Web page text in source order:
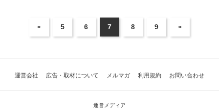
« 5 6 7 8 9 »
運営会社 広告・取材について メルマガ 利用規約 お問い合わせ
運営メディア